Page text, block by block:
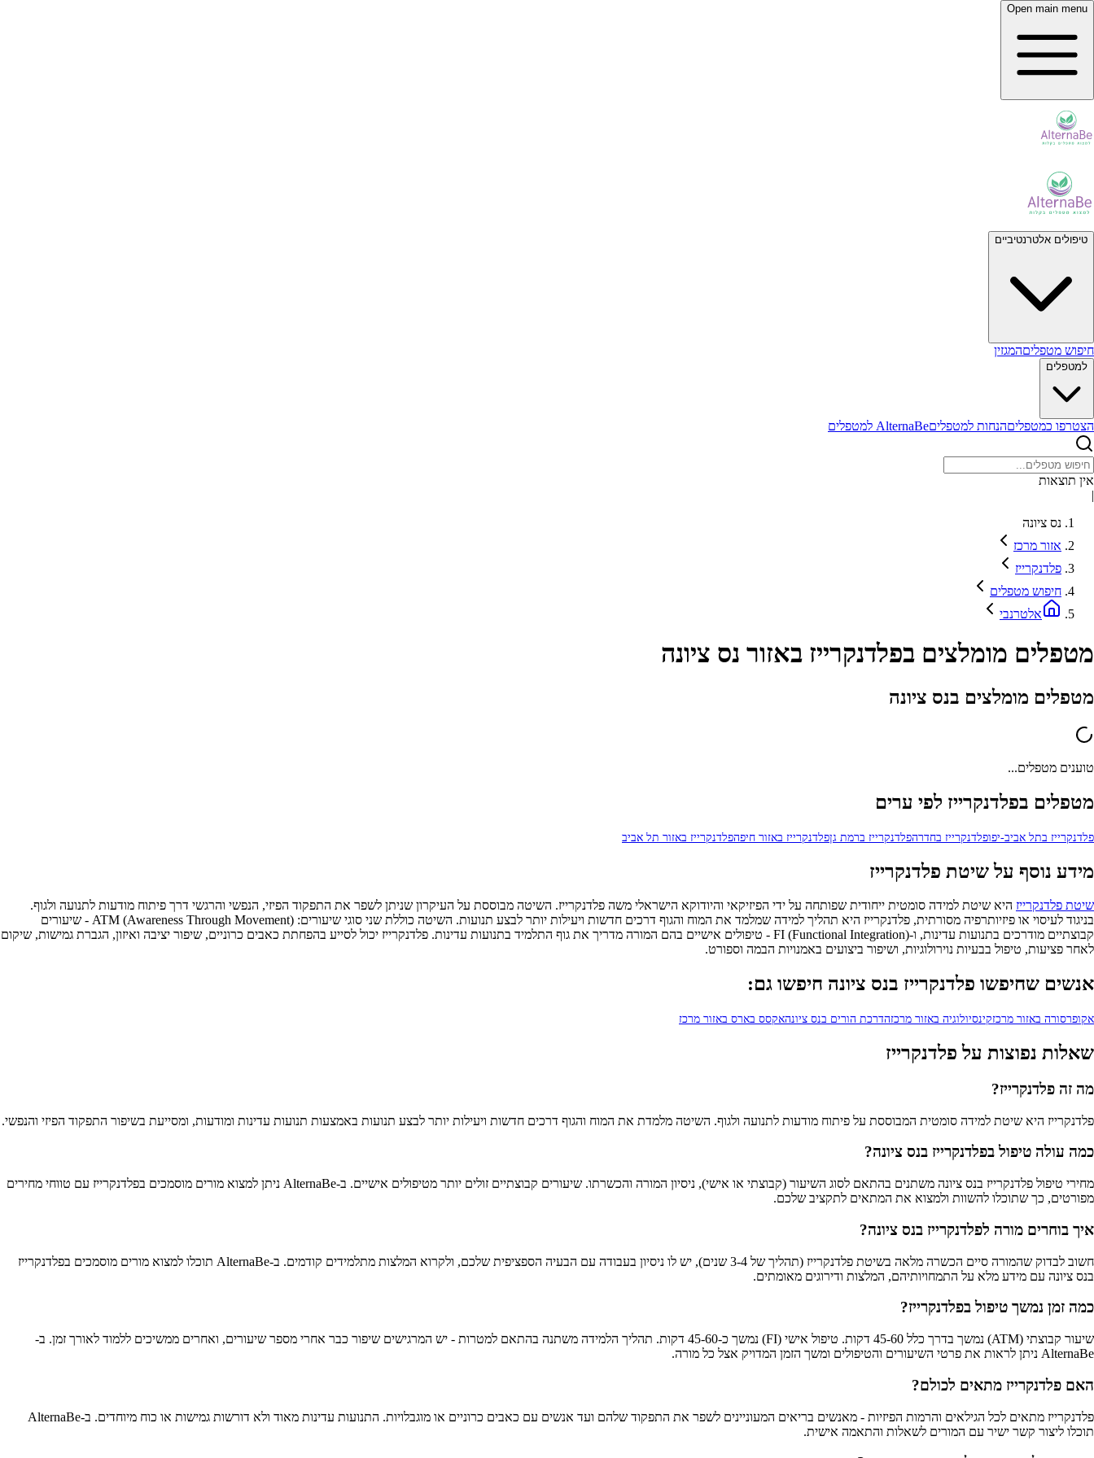
Open main menu
טיפולים אלטרנטיביים
חיפוש מטפליםהמגזין
למטפלים
הצטרפו כמטפליםהנחות למטפליםAlternaBe למטפלים
אין תוצאות
|
נס ציונה
אזור מרכז
פלדנקרייז
חיפוש מטפלים
אלטרנבי
מטפלים מומלצים בפלדנקרייז באזור נס ציונה
מטפלים מומלצים בנס ציונה
טוענים מטפלים...
מטפלים בפלדנקרייז לפי ערים
פלדנקרייז בתל אביב-יפופלדנקרייז בחדרהפלדנקרייז ברמת גןפלדנקרייז באזור חיפהפלדנקרייז באזור תל אביב
מידע נוסף על שיטת פלדנקרייז
שיטת פלדנקרייז היא שיטת למידה סומטית ייחודית שפותחה על ידי הפיזיקאי והיודוקא הישראלי משה פלדנקרייז. השיטה מבוססת על העיקרון שניתן לשפר את התפקוד הפיזי, הנפשי והרגשי דרך פיתוח מודעות לתנועה ולגוף.
בניגוד לעיסוי או פיזיותרפיה מסורתית, פלדנקרייז היא תהליך למידה שמלמד את המוח והגוף דרכים חדשות ויעילות יותר לבצע תנועות. השיטה כוללת שני סוגי שיעורים: ATM (Awareness Through Movement) - שיעורים
קבוצתיים מודרכים בתנועות עדינות, ו-FI (Functional Integration) - טיפולים אישיים בהם המורה מדריך את גוף התלמיד בתנועות עדינות. פלדנקרייז יכול לסייע בהפחתת כאבים כרוניים, שיפור יציבה ואיזון, הגברת גמישות, שיקום
לאחר פציעות, טיפול בבעיות נוירולוגיות, ושיפור ביצועים באמנויות הבמה וספורט.
אנשים שחיפשו פלדנקרייז בנס ציונה חיפשו גם:
אקופרסורה באזור מרכזקינסיולוגיה באזור מרכזהדרכת הורים בנס ציונהאקסס בארס באזור מרכז
שאלות נפוצות על פלדנקרייז
מה זה פלדנקרייז?
פלדנקרייז היא שיטת למידה סומטית המבוססת על פיתוח מודעות לתנועה ולגוף. השיטה מלמדת את המוח והגוף דרכים חדשות ויעילות יותר לבצע תנועות באמצעות תנועות עדינות ומודעות, ומסייעת בשיפור התפקוד הפיזי והנפשי.
כמה עולה טיפול בפלדנקרייז בנס ציונה?
מחירי טיפול פלדנקרייז בנס ציונה משתנים בהתאם לסוג השיעור (קבוצתי או אישי), ניסיון המורה והכשרתו. שיעורים קבוצתיים זולים יותר מטיפולים אישיים. ב-AlternaBe ניתן למצוא מורים מוסמכים בפלדנקרייז עם טווחי מחירים
מפורטים, כך שתוכלו להשוות ולמצוא את המתאים לתקציב שלכם.
איך בוחרים מורה לפלדנקרייז בנס ציונה?
חשוב לבדוק שהמורה סיים הכשרה מלאה בשיטת פלדנקרייז (תהליך של 3-4 שנים), יש לו ניסיון בעבודה עם הבעיה הספציפית שלכם, ולקרוא המלצות מתלמידים קודמים. ב-AlternaBe תוכלו למצוא מורים מוסמכים בפלדנקרייז
בנס ציונה עם מידע מלא על התמחויותיהם, המלצות ודירוגים מאומתים.
כמה זמן נמשך טיפול בפלדנקרייז?
שיעור קבוצתי (ATM) נמשך בדרך כלל 45-60 דקות. טיפול אישי (FI) נמשך כ-45-60 דקות. תהליך הלמידה משתנה בהתאם למטרות - יש המרגישים שיפור כבר אחרי מספר שיעורים, ואחרים ממשיכים ללמוד לאורך זמן. ב-
AlternaBe ניתן לראות את פרטי השיעורים והטיפולים ומשך הזמן המדויק אצל כל מורה.
האם פלדנקרייז מתאים לכולם?
פלדנקרייז מתאים לכל הגילאים והרמות הפיזיות - מאנשים בריאים המעוניינים לשפר את התפקוד שלהם ועד אנשים עם כאבים כרוניים או מוגבלויות. התנועות עדינות מאוד ולא דורשות גמישות או כוח מיוחדים. ב-AlternaBe
תוכלו ליצור קשר ישיר עם המורים לשאלות והתאמה אישית.